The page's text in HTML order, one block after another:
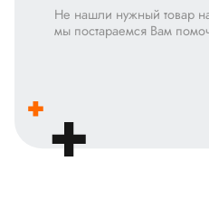
Не нашли нужный товар
мы постараемся Вам